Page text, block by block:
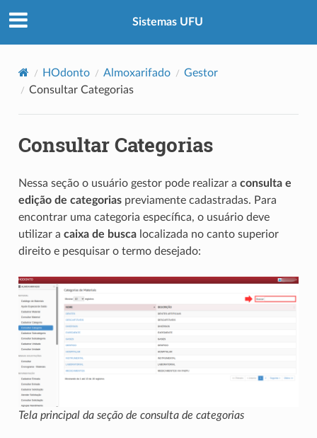
Sistemas UFU
HOdonto Almoxarifado
Gestor
Consultar Categorias
Consultar Categorias
Nessa seção o usuário gestor pode realizar a consulta e
edição de categoriaspreviamente cadastradas. Para
encontrar uma categoria específica, o usuário deve
utilizar a caixa de buscalocalizada no canto superior
direito e pesquisar o termo desejado:
Tela principal da seção de consulta de categorias